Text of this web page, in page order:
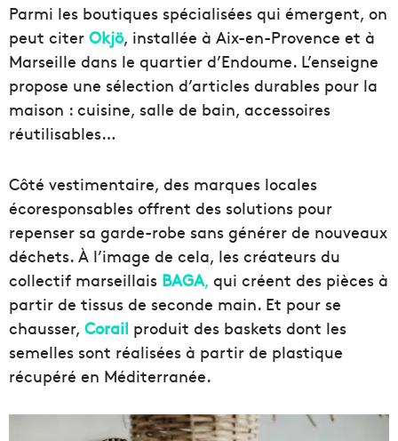
Parmi les boutiques spécialisées qui émergent, on
peut citer Okjö, installée à Aix-en-Provence et à
Marseille dans le quartier d’Endoume. L’enseigne
propose une sélection d’articles durables pour la
maison : cuisine, salle de bain, accessoires
réutilisables…
Côté vestimentaire, des marques locales
écoresponsables offrent des solutions pour
repenser sa garde-robe sans générer de nouveaux
déchets. À l’image de cela, les créateurs du
collectif marseillais BAGA, qui créent des pièces à
partir de tissus de seconde main. Et pour se
chausser, Corail produit des baskets dont les
semelles sont réalisées à partir de plastique
récupéré en Méditerranée.